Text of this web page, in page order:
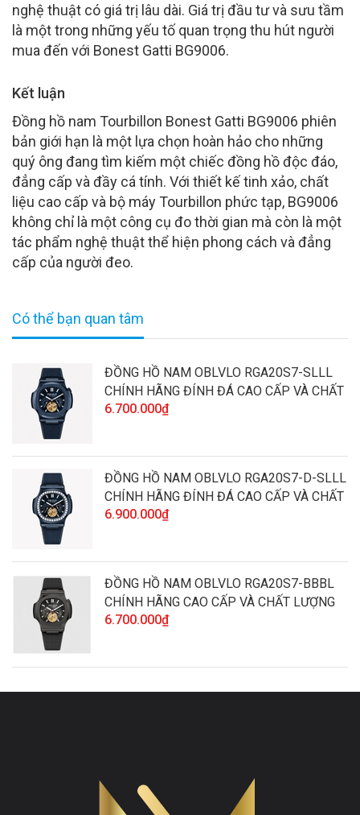
nghệ thuật có giá trị lâu dài. Giá trị đầu tư và sưu tầm
là một trong những yếu tố quan trọng thu hút người
mua đến với Bonest Gatti BG9006.
Kết luận
Đồng hồ nam Tourbillon Bonest Gatti BG9006 phiên
bản giới hạn là một lựa chọn hoàn hảo cho những
quý ông đang tìm kiếm một chiếc đồng hồ độc đáo,
đẳng cấp và đầy cá tính. Với thiết kế tinh xảo, chất
liệu cao cấp và bộ máy Tourbillon phức tạp, BG9006
không chỉ là một công cụ đo thời gian mà còn là một
tác phẩm nghệ thuật thể hiện phong cách và đẳng
cấp của người đeo.
Có thể bạn quan tâm
ĐỒNG HỒ NAM OBLVLO RGA20S7-SLLL
CHÍNH HÃNG ĐÍNH ĐÁ CAO CẤP VÀ CHẤT
LƯỢNG
6.700.000₫
ĐỒNG HỒ NAM OBLVLO RGA20S7-D-SLLL
CHÍNH HÃNG ĐÍNH ĐÁ CAO CẤP VÀ CHẤT
LƯỢNG
6.900.000₫
ĐỒNG HỒ NAM OBLVLO RGA20S7-BBBL
CHÍNH HÃNG CAO CẤP VÀ CHẤT LƯỢNG
6.700.000₫